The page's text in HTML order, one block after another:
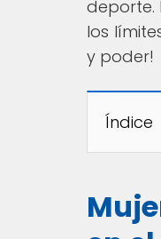
deporte.
los
y poder!
Índice